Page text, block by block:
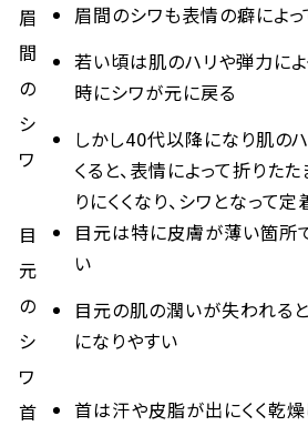
眉
間
の
シ
ワ
眉間のシワも表情の癖によ
若い頃は肌のハリや弾力によ
時にシワが元に戻る
しかし40代以降になり肌の
くると、表情によって折りた
りにくくなり、シワとなって定
目
元
の
シ
ワ
目元は特に皮膚が薄い箇所
い
目元の肌の潤いが失われる
になりやすい
首
首は汗や皮脂が出にくく乾燥